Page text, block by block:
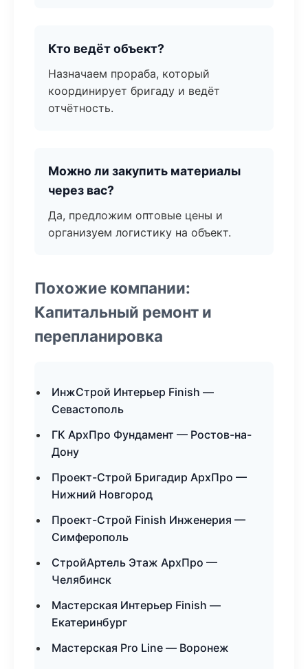
Кто ведёт объект?
Назначаем прораба, который
координирует бригаду и ведёт
отчётность.
Можно ли закупить материалы
через вас?
Да, предложим оптовые цены и
организуем логистику на объект.
Похожие компании:
Капитальный ремонт и
перепланировка
ИнжСтрой Интерьер Finish —
Севастополь
ГК АрхПро Фундамент — Ростов-на-
Дону
Проект-Строй Бригадир АрхПро —
Нижний Новгород
Проект-Строй Finish Инженерия —
Симферополь
СтройАртель Этаж АрхПро —
Челябинск
Мастерская Интерьер Finish —
Екатеринбург
Мастерская Pro Line — Воронеж